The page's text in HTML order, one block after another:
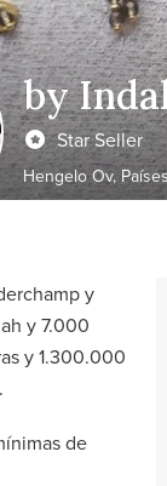
by
Star Seller
Hengelo Ov,
y
y 7.000
y 1.300.000
de